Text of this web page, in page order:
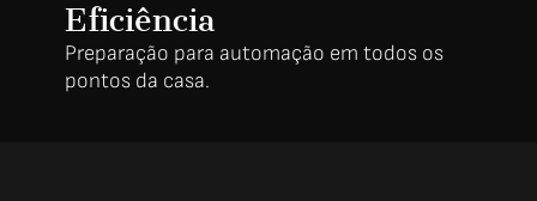
Eficiência
Preparação para automação em todos os
pontos da casa.